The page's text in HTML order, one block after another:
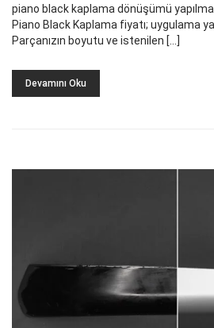
piano black kaplama dönüşümü
Piano Black Kaplama fiyatı; uygulama
Parçanızın boyutu ve istenilen […]
Devamını Oku